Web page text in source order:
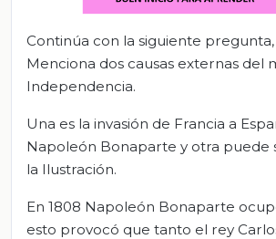
Continúa con la siguiente
Menciona dos causas externas del
Independencia.
Una es la invasión de Francia a
Napoleón Bonaparte y otra puede
la Ilustración.
En 1808 Napoleón Bonaparte
esto provocó que tanto el rey